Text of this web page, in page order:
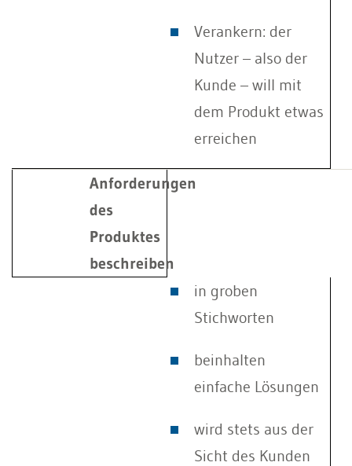
Verankern: der
Nutzer – also der
Kunde – will mit
dem Produkt etwas
erreichen
Anforderungen
des
Produktes
beschreiben
in groben
Stichworten
beinhalten
einfache Lösungen
wird stets aus der
Sicht des Kunden